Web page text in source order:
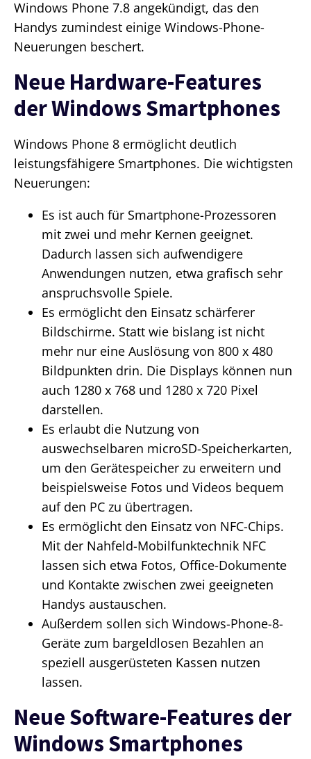
Windows Phone 7.8 angekündigt, das den
Handys zumindest einige Windows-Phone-
Neuerungen beschert.
Neue Hardware-Features
der Windows Smartphones
Windows Phone 8 ermöglicht deutlich
leistungsfähigere Smartphones. Die wichtigsten
Neuerungen:
Es ist auch für Smartphone-Prozessoren
mit zwei und mehr Kernen geeignet.
Dadurch lassen sich aufwendigere
Anwendungen nutzen, etwa grafisch sehr
anspruchsvolle Spiele.
Es ermöglicht den Einsatz schärferer
Bildschirme. Statt wie bislang ist nicht
mehr nur eine Auslösung von 800 x 480
Bildpunkten drin. Die Displays können nun
auch 1280 x 768 und 1280 x 720 Pixel
darstellen.
Es erlaubt die Nutzung von
auswechselbaren microSD-Speicherkarten,
um den Gerätespeicher zu erweitern und
beispielsweise Fotos und Videos bequem
auf den PC zu übertragen.
Es ermöglicht den Einsatz von NFC-Chips.
Mit der Nahfeld-Mobilfunktechnik NFC
lassen sich etwa Fotos, Office-Dokumente
und Kontakte zwischen zwei geeigneten
Handys austauschen.
Außerdem sollen sich Windows-Phone-8-
Geräte zum bargeldlosen Bezahlen an
speziell ausgerüsteten Kassen nutzen
lassen.
Neue Software-Features der
Windows Smartphones